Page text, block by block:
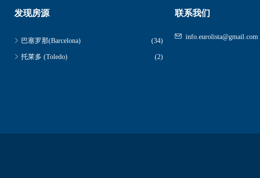
发现房源
巴塞罗那(Barcelona) (34)
托莱多 (Toledo) (2)
联系我们
info.eurolista@gmail.com